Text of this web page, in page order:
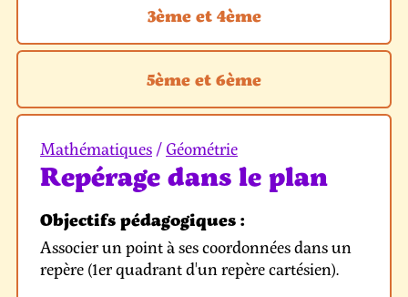
3ème et 4ème
5ème et 6ème
Mathématiques/Géométrie
Repérage dans le plan
Objectifs pédagogiques :
Associer un point à ses coordonnées dans un
repère (1er quadrant d'un repère cartésien).